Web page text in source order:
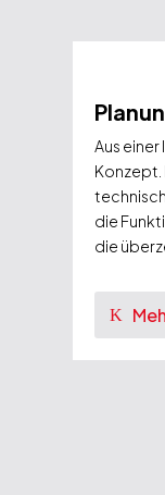
Aus
Konzept.
die
die